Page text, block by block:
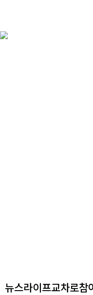
뉴스라이프교차로참